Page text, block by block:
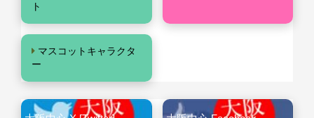
ト
マスコットキャラクタ
ー